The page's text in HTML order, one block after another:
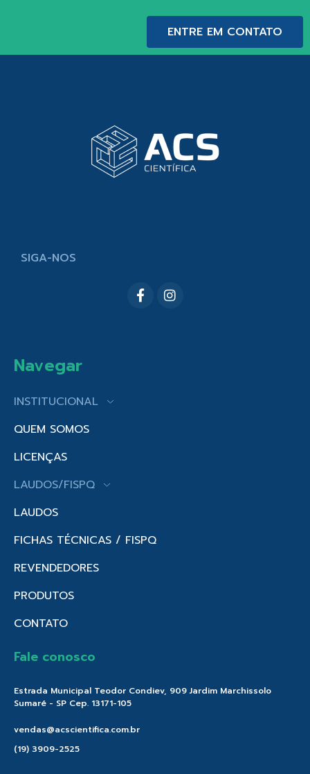
ENTRE EM CONTATO
SIGA-NOS
Navegar
INSTITUCIONAL
QUEM SOMOS
LICENÇAS
LAUDOS/FISPQ
LAUDOS
FICHAS TÉCNICAS / FISPQ
REVENDEDORES
PRODUTOS
CONTATO
Fale conosco
Estrada Municipal Teodor Condiev, 909 Jardim Marchissolo
Sumaré - SP Cep. 13171-105
vendas@acscientifica.com.br
(19) 3909-2525